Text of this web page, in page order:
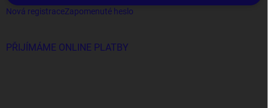
Nová registraceZapomenuté heslo
PŘIJÍMÁME ONLINE PLATBY